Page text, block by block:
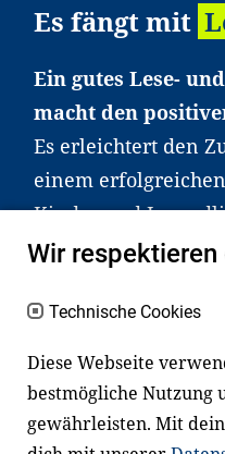
Es fängt mit
Ein gutes Lese-
macht den
Es erleichtert den
einem
Kinder und
haben aber große
an Familien sowie
Lehrer*innen und
Fachexpert*innen.
mit Ministerien,
Wir
Technische Cookies
Diese Webseite
bestmögliche Nutzung
gewährleisten. Mit